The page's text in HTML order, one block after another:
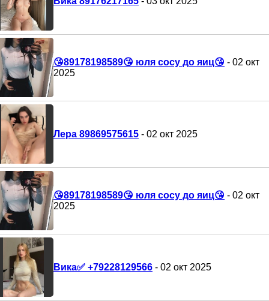
😘89178198589😘 юля сосу до яиц😘 - 02 окт
2025
Лера 89869575615 - 02 окт 2025
😘89178198589😘 юля сосу до яиц😘 - 02 окт
2025
Вика✅ +79228129566 - 02 окт 2025